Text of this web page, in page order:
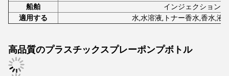
船舶
インジェクション
適用する
水,水溶液,トナー香水,香水,液
高品質のプラスチックスプレーポンプボトル